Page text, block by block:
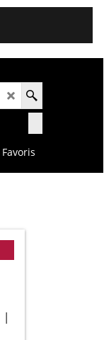
Favoris